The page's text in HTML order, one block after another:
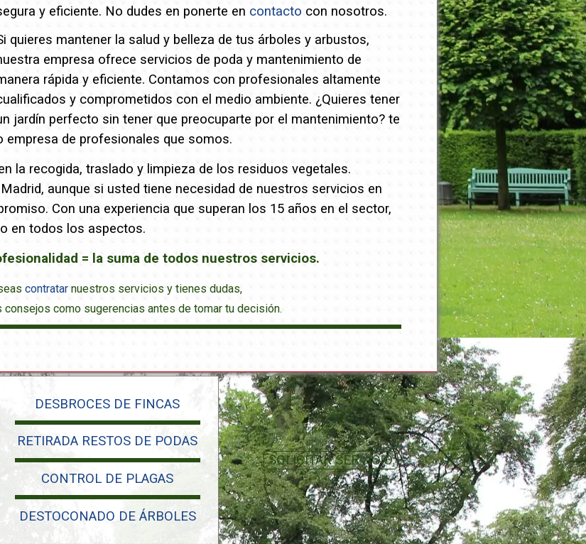
y eficiente. No dudes en ponerte en contacto con nosotros.
quieres mantener la salud y belleza de tus árboles y arbustos,
empresa ofrece servicios de poda y mantenimiento de
rápida y eficiente. Contamos con profesionales altamente
y comprometidos con el medio ambiente. ¿Quieres tener
jardín perfecto sin tener que preocuparte por el mantenimiento? te
de profesionales que somos.
la recogida, traslado y limpieza de los residuos vegetales.
aunque si usted tiene necesidad de nuestros servicios en
Con una experiencia que superan los 15 años en el sector,
en todos los aspectos.
= la suma de todos nuestros servicios.
contratar nuestros servicios y tienes dudas,
consejos como sugerencias antes de tomar tu decisión.
DESBROCES DE FINCAS
RETIRADA RESTOS DE PODAS
CONTROL DE PLAGAS
DESTOCONADO DE ÁRBOLES
SOLICITAR SERVICIO